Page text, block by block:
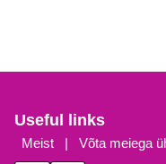
Useful links
Meist | Võta meiega